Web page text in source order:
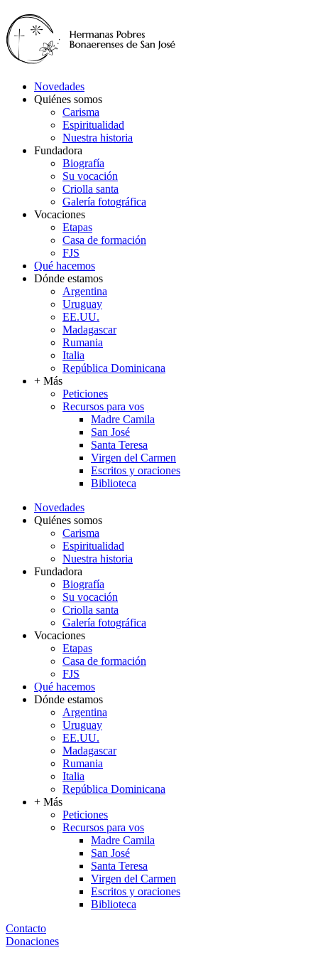
Novedades
Quiénes somos
Carisma
Espiritualidad
Nuestra historia
Fundadora
Biografía
Su vocación
Criolla santa
Galería fotográfica
Vocaciones
Etapas
Casa de formación
FJS
Qué hacemos
Dónde estamos
Argentina
Uruguay
EE.UU.
Madagascar
Rumania
Italia
República Dominicana
+ Más
Peticiones
Recursos para vos
Madre Camila
San José
Santa Teresa
Virgen del Carmen
Escritos y oraciones
Biblioteca
Novedades
Quiénes somos
Carisma
Espiritualidad
Nuestra historia
Fundadora
Biografía
Su vocación
Criolla santa
Galería fotográfica
Vocaciones
Etapas
Casa de formación
FJS
Qué hacemos
Dónde estamos
Argentina
Uruguay
EE.UU.
Madagascar
Rumania
Italia
República Dominicana
+ Más
Peticiones
Recursos para vos
Madre Camila
San José
Santa Teresa
Virgen del Carmen
Escritos y oraciones
Biblioteca
Contacto
Donaciones